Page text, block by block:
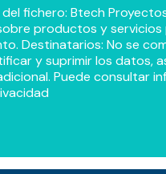
fichero: Btech
productos y
Destinatarios: No se
y suprimir los datos,
Puede consultar